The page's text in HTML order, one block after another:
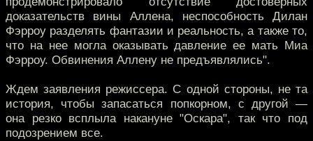
доказательств вины Аллена, неспособность Дилан
Фэрроу разделять фантазии и реальность, а также то,
что на нее могла оказывать давление ее мать Миа
Фэрроу. Обвинения Аллену не предъявлялись".
Ждем заявления режиссера. С одной стороны, не та
история, чтобы запасаться попкорном, с другой —
она резко всплыла накануне "Оскара", так что под
подозрением все.